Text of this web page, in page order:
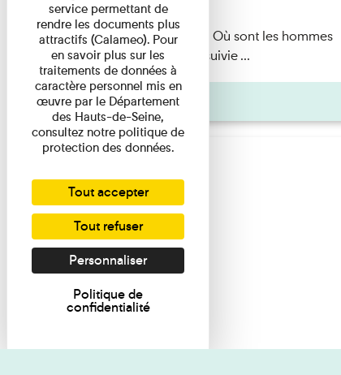
Marie-Hélène Lafon — Où sont les hommes
? Lecture par l’autrice suivie ...
Pages
service permettant de
rendre les documents plus
attractifs (Calameo). Pour
en savoir plus sur les
traitements de données à
caractère personnel mis en
œuvre par le Département
des Hauts-de-Seine,
consultez notre politique de
protection des données.
Tout accepter
Tout refuser
Personnaliser
Politique de
confidentialité